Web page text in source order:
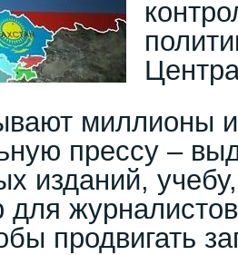
миллионы
прессу –
изданий,
для
продвигать